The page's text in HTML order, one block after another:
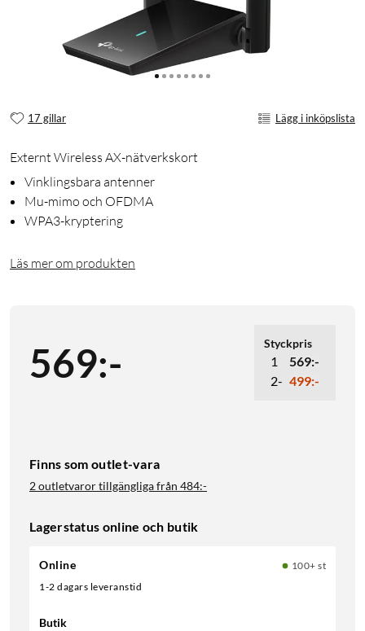
17 gillar Lägg i inköpslista
Externt Wireless AX-nätverkskort
Vinklingsbara antenner
Mu-mimo och OFDMA
WPA3-kryptering
Läs mer om produkten
569:- Styckpris
1
569:-
2- 499:-
Finns som outlet-vara
2 outletvaror tillgängliga från 484:-
Lagerstatus online och butik
Online
100+ st
1-2 dagars leveranstid
Butik